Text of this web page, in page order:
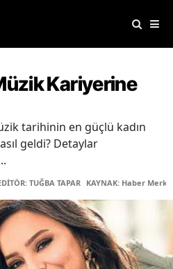
Kariyerine
tarihinin en güçlü kadın
geldi? Detaylar
TUĞBA TAPAR KAYNAK: Haber